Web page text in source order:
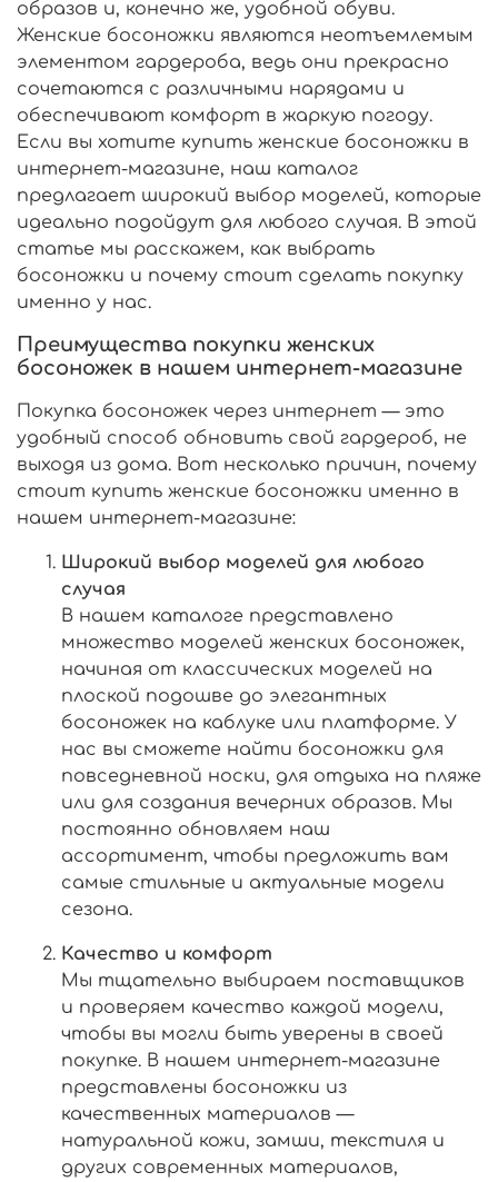
образов и, конечно же, удобной обуви.
Женские босоножки являются неотъемлемым
элементом гардероба, ведь они прекрасно
сочетаются с различными нарядами и
обеспечивают комфорт в жаркую погоду.
Если вы хотите купить женские босоножки в
интернет-магазине, наш каталог
предлагает широкий выбор моделей, которые
идеально подойдут для любого случая. В этой
статье мы расскажем, как выбрать
босоножки и почему стоит сделать покупку
именно у нас.
Преимущества покупки женских
босоножек в нашем интернет-магазине
Покупка босоножек через интернет — это
удобный способ обновить свой гардероб, не
выходя из дома. Вот несколько причин, почему
стоит купить женские босоножки именно в
нашем интернет-магазине:
Широкий выбор моделей для любого
случая
В нашем каталоге представлено
множество моделей женских босоножек,
начиная от классических моделей на
плоской подошве до элегантных
босоножек на каблуке или платформе. У
нас вы сможете найти босоножки для
повседневной носки, для отдыха на пляже
или для создания вечерних образов. Мы
постоянно обновляем наш
ассортимент, чтобы предложить вам
самые стильные и актуальные модели
сезона.
Качество и комфорт
Мы тщательно выбираем поставщиков
и проверяем качество каждой модели,
чтобы вы могли быть уверены в своей
покупке. В нашем интернет-магазине
представлены босоножки из
качественных материалов —
натуральной кожи, замши, текстиля и
других современных материалов,